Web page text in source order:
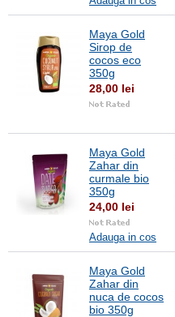
Maya Gold
Sirop de
cocos eco
350g
28,00 lei
Maya Gold
Zahar din
curmale bio
350g
24,00 lei
Adauga in cos
Maya Gold
Zahar din
nuca de cocos
bio 350g